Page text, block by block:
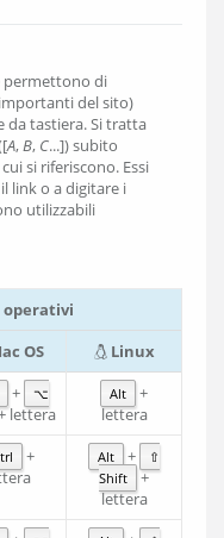
permettono di
del sito)
da tastiera. Si tratta
A,B, C...]) subito
si riferiscono. Essi
link o a digitare i
utilizzabili
operativi
OS
Linux
+
⌥
lettera
Alt
+
lettera
+
Alt +
⇧
Shift
+
lettera